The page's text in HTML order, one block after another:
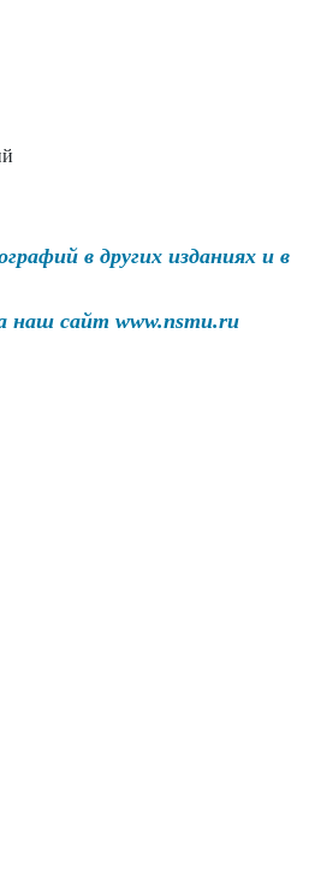
в других изданиях и в
наш сайт www.nsmu.ru